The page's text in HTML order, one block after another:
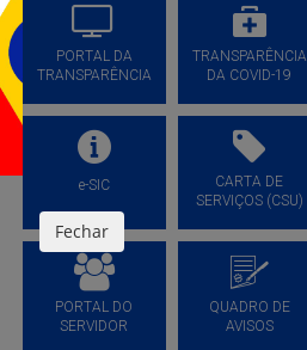
PORTAL DA
TRANSPARÊNCIA
TRANSPARÊNCIA
DA COVID-19
e-SIC
CARTA DE
SERVIÇOS (CSU)
PORTAL DO
SERVIDOR
QUADRO DE
AVISOS
Fechar